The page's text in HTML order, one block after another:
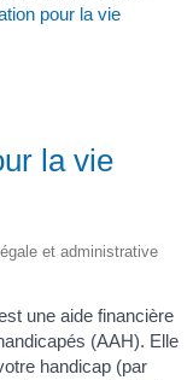
pour la vie
la vie
et administrative
une aide financière
(AAH). Elle
handicap (par